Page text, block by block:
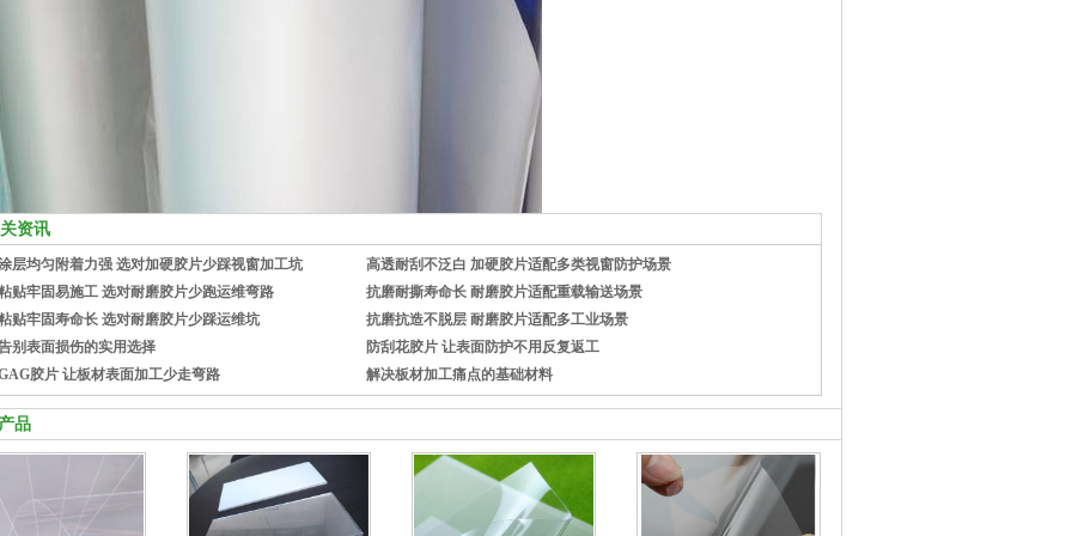
资讯
层均匀附着力强 选对加硬胶片少踩视窗加工坑
高透耐刮不泛白 加硬胶片适配多类视窗防护场景
贴牢固易施工 选对耐磨胶片少跑运维弯路
抗磨耐撕寿命长 耐磨胶片适配重载输送场景
贴牢固寿命长 选对耐磨胶片少踩运维坑
抗磨抗造不脱层 耐磨胶片适配多工业场景
别表面损伤的实用选择
防刮花胶片 让表面防护不用反复返工
胶片 让板材表面加工少走弯路
解决板材加工痛点的基础材料
品